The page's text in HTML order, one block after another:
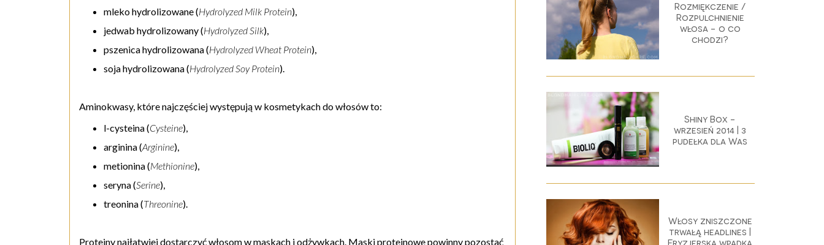
mleko hydrolizowane (Hydrolyzed Milk Protein),
jedwab hydrolizowany (Hydrolyzed Silk),
pszenica hydrolizowana (Hydrolyzed Wheat Protein),
soja hydrolizowana (Hydrolyzed Soy Protein).
Aminokwasy, które najczęściej występują w kosmetykach do włosów to:
l-cysteina (Cysteine),
arginina (Arginine),
metionina (Methionine),
seryna (Serine),
treonina (Threonine).
Proteiny najłatwiej dostarczyć włosom w maskach i odżywkach. Maski proteinowe powinny pozostać
Rozmiękczenie /
Rozpulchnienie
włosa - o co
chodzi?
Shiny Box -
wrzesień 2014 | 3
pudełka dla Was
Włosy zniszczone
trwałą headlines |
Fryzjerska wpadka